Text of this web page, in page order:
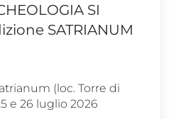
SI
SATRIANUM
(loc. Torre di
e 26 luglio 2026